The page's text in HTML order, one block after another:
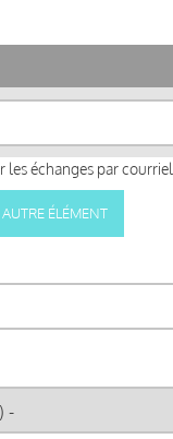
les échanges par